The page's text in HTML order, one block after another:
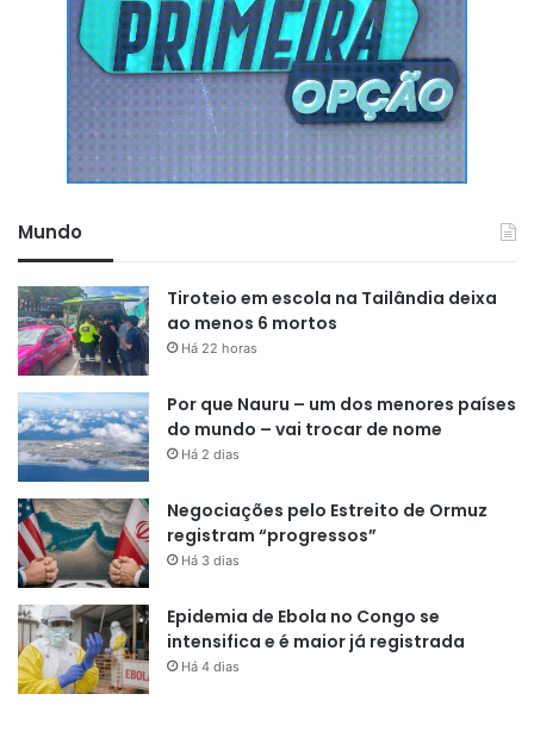
Mundo
Tiroteio em escola na Tailândia deixa
ao menos 6 mortos
Há 22 horas
Por que Nauru – um dos menores países
do mundo – vai trocar de nome
Há 2 dias
Negociações pelo Estreito de Ormuz
registram “progressos”
Há 3 dias
Epidemia de Ebola no Congo se
intensifica e é maior já registrada
Há 4 dias